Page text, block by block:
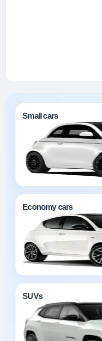
Small cars
Economy cars
SUVs